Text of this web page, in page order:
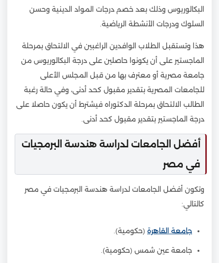
البكالوريوس وذلك بعد خصم درجات المواد الدينية وحسن
السلوك ودرجات الأنشطة الرياضية.
هذا وتستقبل الطلاب الوافدين الراغبين في الالتحاق بمرحلة
الماجستير على أن يكونوا حاصلين على درجة البكالوريوس من
جامعة مصرية أو معترف بها من قبل المجلس الأعلى
للجامعات المصرية بتقدير مقبول كحد أدنى، وفي حالة رغبة
الطالب الالتحاق بمرحلة الدكتوراه فيشترط أن يكون حاصلا على
درجة الماجستير بتقدير مقبول كحد أدنى.
أفضل الجامعات لدراسة هندسة البرمجيات
في مصر
وتكون أفضل الجامعات لدراسة هندسة البرمجيات في مصر
كالتالي:
جامعة القاهرة (حكومية).
جامعة عين شمس (حكومية).